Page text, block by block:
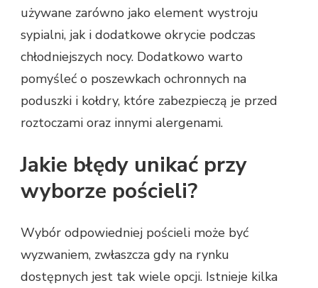
używane zarówno jako element wystroju
sypialni, jak i dodatkowe okrycie podczas
chłodniejszych nocy. Dodatkowo warto
pomyśleć o poszewkach ochronnych na
poduszki i kołdry, które zabezpieczą je przed
roztoczami oraz innymi alergenami.
Jakie błędy unikać przy
wyborze pościeli?
Wybór odpowiedniej pościeli może być
wyzwaniem, zwłaszcza gdy na rynku
dostępnych jest tak wiele opcji. Istnieje kilka